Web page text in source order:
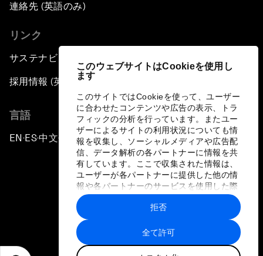
このウェブサイトはCookieを使用し
ます
このサイトではCookieを使って、ユーザー
に合わせたコンテンツや広告の表示、トラ
フィックの分析を行っています。またユー
ザーによるサイトの利用状況についても情
報を収集し、ソーシャルメディアや広告配
信、データ解析の各パートナーに情報を共
有しています。ここで収集された情報は、
ユーザーが各パートナーに提供した他の情
報や各パートナーのサービスを使用した際
に収集された情報と組み合わされ、各パー
トナーによって使用されることがありま
す。
全て許可
拒否
連絡先 (英語のみ)
リンク
サステナビリティへの取り組み
採用情報 (英語のみ)
言語
EN ▪ES▪中文▪ 日本語
プライバシーポリシーと利用規約
サイトマップ